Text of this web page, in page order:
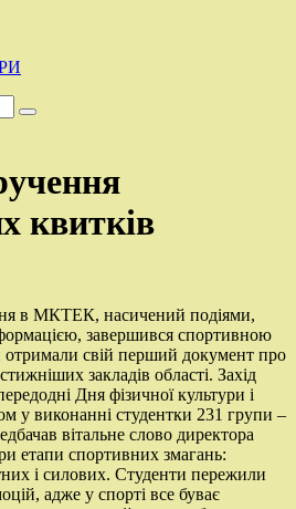
квитків
в МКТЕК, насичений подіями,
завершився спортивною
свій перший документ про
закладів області. Захід
Дня фізичної культури і
у виконанні студентки 231 групи –
вітальне слово директора
етапи спортивних змагань:
і силових. Студенти пережили
адже у спорті все буває